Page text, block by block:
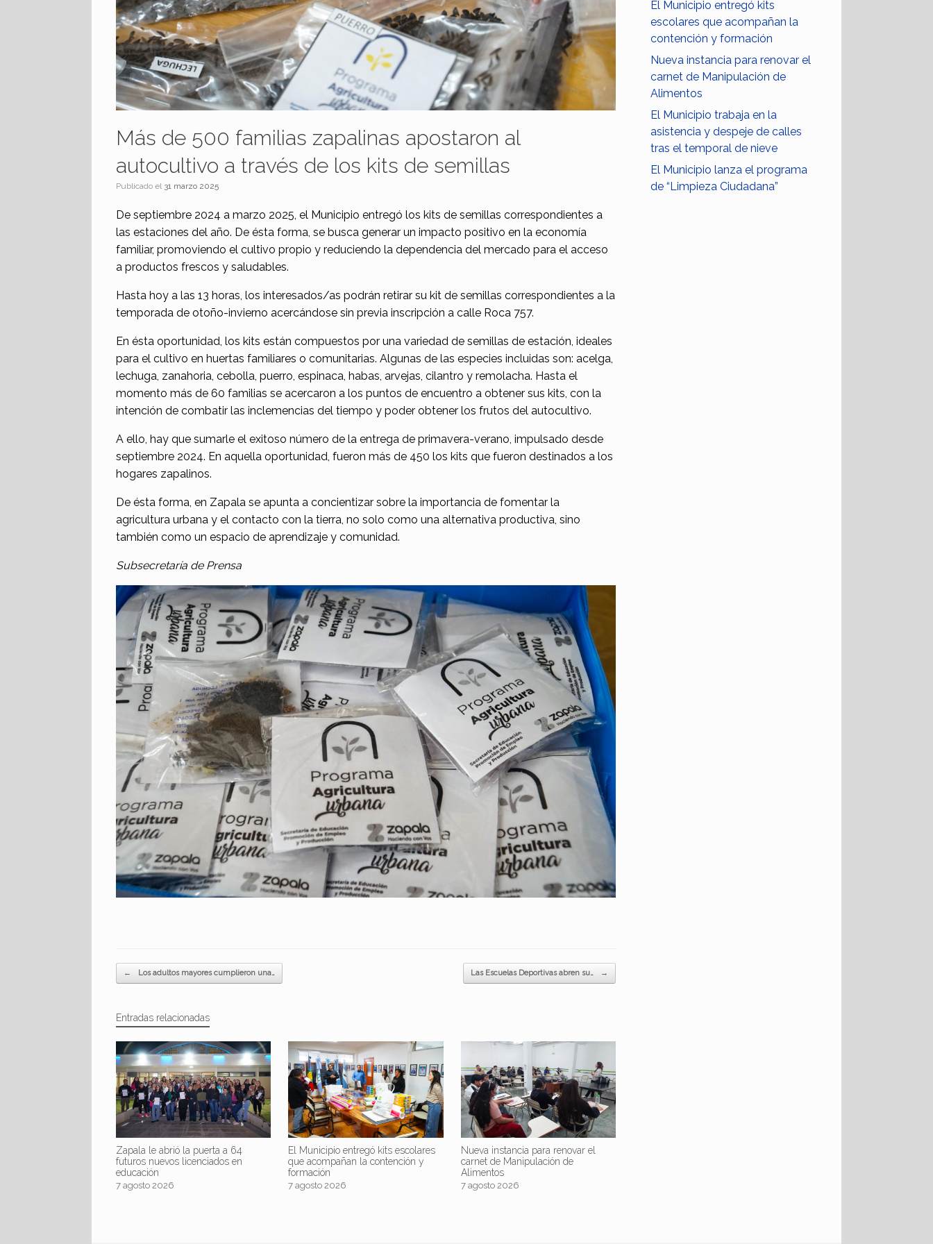
Más de 500 familias zapalinas apostaron al
autocultivo a través de los kits de semillas
Publicado el 31 marzo 2025
De septiembre 2024 a marzo 2025, el Municipio entregó los kits de semillas correspondientes a
las estaciones del año. De ésta forma, se busca generar un impacto positivo en la economía
familiar, promoviendo el cultivo propio y reduciendo la dependencia del mercado para el acceso
a productos frescos y saludables.
Hasta hoy a las 13 horas, los interesados/as podrán retirar su kit de semillas correspondientes a la
temporada de otoño-invierno acercándose sin previa inscripción a calle Roca 757.
En ésta oportunidad, los kits están compuestos por una variedad de semillas de estación, ideales
para el cultivo en huertas familiares o comunitarias. Algunas de las especies incluidas son: acelga,
lechuga, zanahoria, cebolla, puerro, espinaca, habas, arvejas, cilantro y remolacha. Hasta el
momento más de 60 familias se acercaron a los puntos de encuentro a obtener sus kits, con la
intención de combatir las inclemencias del tiempo y poder obtener los frutos del autocultivo.
A ello, hay que sumarle el exitoso número de la entrega de primavera-verano, impulsado desde
septiembre 2024. En aquella oportunidad, fueron más de 450 los kits que fueron destinados a los
hogares zapalinos.
De ésta forma, en Zapala se apunta a concientizar sobre la importancia de fomentar la
agricultura urbana y el contacto con la tierra, no solo como una alternativa productiva, sino
también como un espacio de aprendizaje y comunidad.
Subsecretaría de Prensa
Navegador de artículos
← Los adultos mayores cumplieron una… Las Escuelas Deportivas abren su… →
Entradas relacionadas
Zapala le abrió la puerta a 64
futuros nuevos licenciados en
educación
7 agosto 2026
El Municipio entregó kits escolares
que acompañan la contención y
formación
7 agosto 2026
Nueva instancia para renovar el
carnet de Manipulación de
Alimentos
7 agosto 2026
El Municipio entregó kits
escolares que acompañan la
contención y formación
Nueva instancia para renovar el
carnet de Manipulación de
Alimentos
El Municipio trabaja en la
asistencia y despeje de calles
tras el temporal de nieve
El Municipio lanza el programa
de “Limpieza Ciudadana”